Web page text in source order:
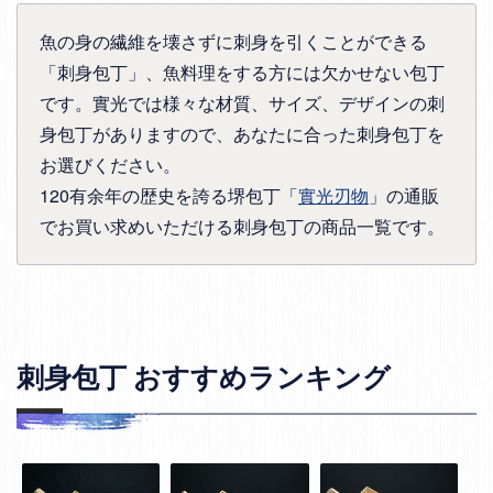
魚の身の繊維を壊さずに刺身を引くことができる
「刺身包丁」、魚料理をする方には欠かせない包丁
です。實光では様々な材質、サイズ、デザインの刺
身包丁がありますので、あなたに合った刺身包丁を
お選びください。
120有余年の歴史を誇る堺包丁「實光刃物 」の通販
でお買い求めいただける刺身包丁の商品一覧です。
刺身包丁 おすすめランキング